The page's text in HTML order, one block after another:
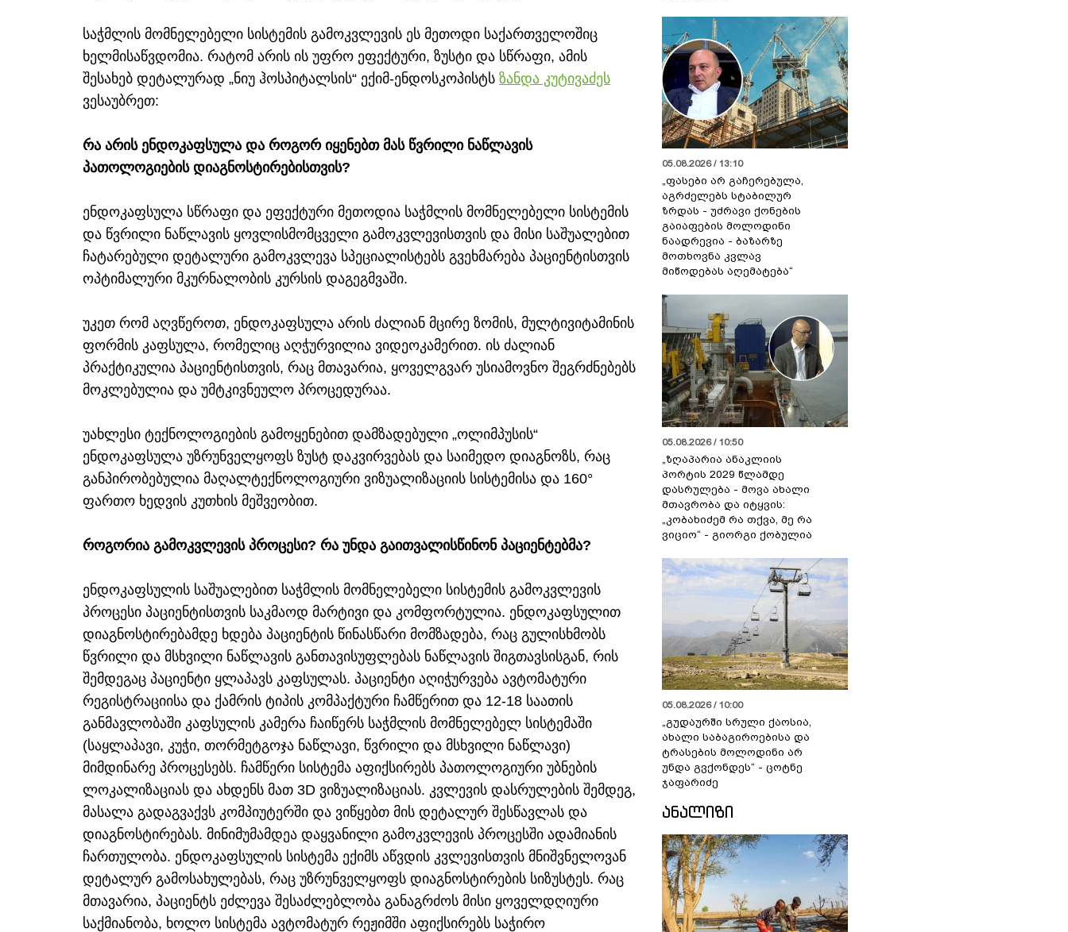
საჭმლის მომნელებელი სისტემის გამოკვლევის ეს მეთოდი საქართველოშიც
ხელმისაწვდომია. რატომ არის ის უფრო ეფექტური, ზუსტი და სწრაფი, ამის
შესახებ დეტალურად „ნიუ ჰოსპიტალსის“ ექიმ-ენდოსკოპისტს ზანდა კუტივაძეს
ვესაუბრეთ:
რა არის ენდოკაფსულა და როგორ იყენებთ მას წვრილი ნაწლავის
პათოლოგიების დიაგნოსტირებისთვის?
ენდოკაფსულა სწრაფი და ეფექტური მეთოდია საჭმლის მომნელებელი სისტემის
და წვრილი ნაწლავის ყოვლისმომცველი გამოკვლევისთვის და მისი საშუალებით
ჩატარებული დეტალური გამოკვლევა სპეციალისტებს გვეხმარება პაციენტისთვის
ოპტიმალური მკურნალობის კურსის დაგეგმვაში.
უკეთ რომ აღვწეროთ, ენდოკაფსულა არის ძალიან მცირე ზომის, მულტივიტამინის
ფორმის კაფსულა, რომელიც აღჭურვილია ვიდეოკამერით. ის ძალიან
პრაქტიკულია პაციენტისთვის, რაც მთავარია, ყოველგვარ უსიამოვნო შეგრძნებებს
მოკლებულია და უმტკივნეულო პროცედურაა.
უახლესი ტექნოლოგიების გამოყენებით დამზადებული „ოლიმპუსის“
ენდოკაფსულა უზრუნველყოფს ზუსტ დაკვირვებას და საიმედო დიაგნოზს, რაც
განპირობებულია მაღალტექნოლოგიური ვიზუალიზაციის სისტემისა და 160°
ფართო ხედვის კუთხის მეშვეობით.
როგორია გამოკვლევის პროცესი? რა უნდა გაითვალისწინონ პაციენტებმა?
ენდოკაფსულის საშუალებით საჭმლის მომნელებელი სისტემის გამოკვლევის
პროცესი პაციენტისთვის საკმაოდ მარტივი და კომფორტულია. ენდოკაფსულით
დიაგნოსტირებამდე ხდება პაციენტის წინასწარი მომზადება, რაც გულისხმობს
წვრილი და მსხვილი ნაწლავის განთავისუფლებას ნაწლავის შიგთავსისგან, რის
შემდეგაც პაციენტი ყლაპავს კაფსულას. პაციენტი აღიჭურვება ავტომატური
რეგისტრაციისა და ქამრის ტიპის კომპაქტური ჩამწერით და 12-18 საათის
განმავლობაში კაფსულის კამერა ჩაიწერს საჭმლის მომნელებელ სისტემაში
(საყლაპავი, კუჭი, თორმეტგოჯა ნაწლავი, წვრილი და მსხვილი ნაწლავი)
მიმდინარე პროცესებს. ჩამწერი სისტემა აფიქსირებს პათოლოგიური უბნების
ლოკალიზაციას და ახდენს მათ 3D ვიზუალიზაციას. კვლევის დასრულების შემდეგ,
მასალა გადაგვაქვს კომპიუტერში და ვიწყებთ მის დეტალურ შესწავლას და
დიაგნოსტირებას. მინიმუმამდეა დაყვანილი გამოკვლევის პროცესში ადამიანის
ჩართულობა. ენდოკაფსულის სისტემა ექიმს აწვდის კვლევისთვის მნიშვნელოვან
დეტალურ გამოსახულებას, რაც უზრუნველყოფს დიაგნოსტირების სიზუსტეს. რაც
მთავარია, პაციენტს ეძლევა შესაძლებლობა განაგრძოს მისი ყოველდღიური
საქმიანობა, ხოლო სისტემა ავტომატურ რეჟიმში აფიქსირებს საჭირო
05.08.2026 / 13:10
„ფასები არ გაჩერებულა,
აგრძელებს სტაბილურ
ზრდას - უძრავი ქონების
გაიაფების მოლოდინი
ნაადრევია - ბაზარზე
მოთხოვნა კვლავ
მიწოდებას აღემატება“
05.08.2026 / 10:50
„ზღაპარია ანაკლიის
პორტის 2029 წლამდე
დასრულება - მოვა ახალი
მთავრობა და იტყვის:
„კობახიძემ რა თქვა, მე რა
ვიციო“ - გიორგი ქობულია
05.08.2026 / 10:00
„გუდაურში სრული ქაოსია,
ახალი საბაგიროებისა და
ტრასების მოლოდინი არ
უნდა გვქონდეს“ - ცოტნე
ჯაფარიძე
ᲐᲜᲐᲚᲘᲖᲘ